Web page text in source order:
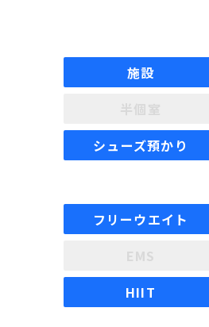
施設
シューズ預かり
フリーウエイト
HIIT